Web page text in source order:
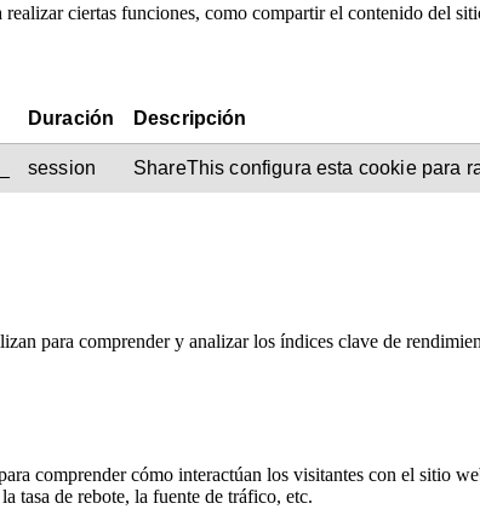
ciertas funciones, como compartir el contenido del
Duración Descripción
session ShareThis configura esta cookie para
para comprender y analizar los índices clave de
comprender cómo interactúan los visitantes con el sitio
tasa de rebote, la fuente de tráfico, etc.